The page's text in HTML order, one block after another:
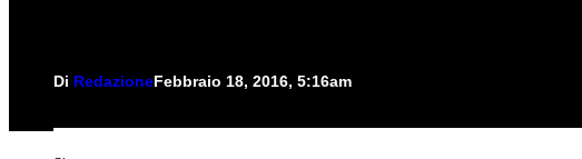
Di RedazioneFebbraio 18, 2016, 5:16am